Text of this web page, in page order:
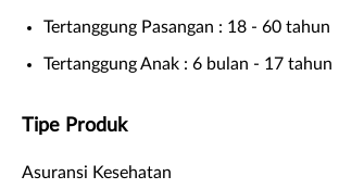
Tertanggung Pasangan : 18 - 60 tahun
Tertanggung Anak : 6 bulan - 17 tahun
Tipe Produk
Asuransi Kesehatan